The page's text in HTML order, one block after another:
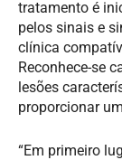
tratamento é
pelos sinais e
clínica
Reconhece-se
lesões
proporcionar
“Em primeiro